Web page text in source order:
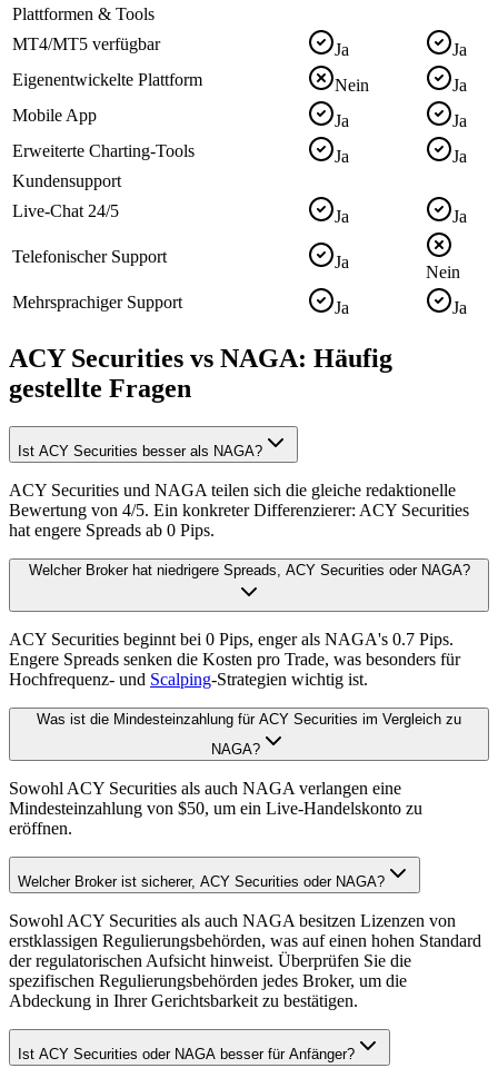
Plattformen & Tools
MT4/MT5 verfügbar
Ja
Ja
Eigenentwickelte Plattform
Nein
Ja
Mobile App
Ja
Ja
Erweiterte Charting-Tools
Ja
Ja
Kundensupport
Live-Chat 24/5
Ja Ja
Telefonischer Support Ja
Nein
Mehrsprachiger Support
Ja Ja
ACY Securities vs NAGA: Häufig
gestellte Fragen
Ist ACY Securities besser als NAGA?
ACY Securities und NAGA teilen sich die gleiche redaktionelle
Bewertung von 4/5. Ein konkreter Differenzierer: ACY Securities
hat engere Spreads ab 0 Pips.
Welcher Broker hat niedrigere Spreads, ACY Securities oder NAGA?
ACY Securities beginnt bei 0 Pips, enger als NAGA's 0.7 Pips.
Engere Spreads senken die Kosten pro Trade, was besonders für
Hochfrequenz- und Scalping-Strategien wichtig ist.
Was ist die Mindesteinzahlung für ACY Securities im Vergleich zu
NAGA?
Sowohl ACY Securities als auch NAGA verlangen eine
Mindesteinzahlung von $50, um ein Live-Handelskonto zu
eröffnen.
Welcher Broker ist sicherer, ACY Securities oder NAGA?
Sowohl ACY Securities als auch NAGA besitzen Lizenzen von
erstklassigen Regulierungsbehörden, was auf einen hohen Standard
der regulatorischen Aufsicht hinweist. Überprüfen Sie die
spezifischen Regulierungsbehörden jedes Broker, um die
Abdeckung in Ihrer Gerichtsbarkeit zu bestätigen.
Ist ACY Securities oder NAGA besser für Anfänger?